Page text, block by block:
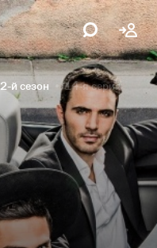
2-й сезон 14-я серия